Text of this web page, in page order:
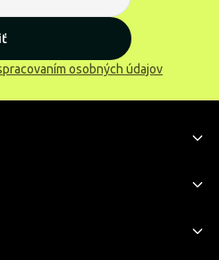
osobných údajov